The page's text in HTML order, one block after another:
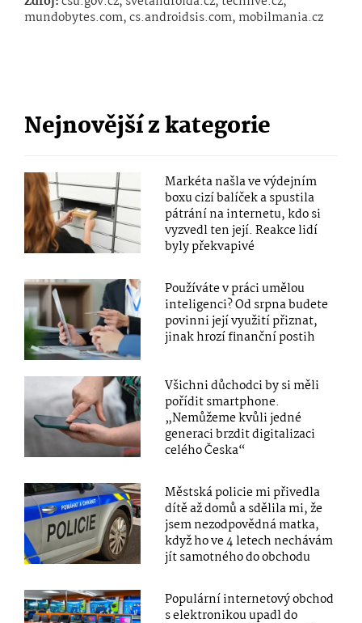
mundobytes.com, cs.androidsis.com, mobilmania.cz
Nejnovější z kategorie
Markéta našla ve výdejním
boxu cizí balíček a spustila
pátrání na internetu, kdo si
vyzvedl ten její. Reakce lidí
byly překvapivé
Používáte v práci umělou
inteligenci? Od srpna budete
povinni její využití přiznat,
jinak hrozí finanční postih
Všichni důchodci by si měli
pořídit smartphone.
„Nemůžeme kvůli jedné
generaci brzdit digitalizaci
celého Česka“
Městská policie mi přivedla
dítě až domů a sdělila mi, že
jsem nezodpovědná matka,
když ho ve 4 letech nechávám
jít samotného do obchodu
Populární internetový obchod
s elektronikou upadl do